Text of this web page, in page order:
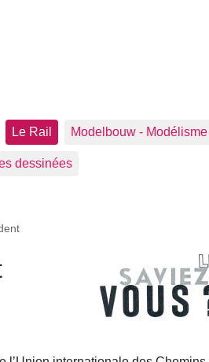
Le Rail Modelbouw - Modélisme
dessinées